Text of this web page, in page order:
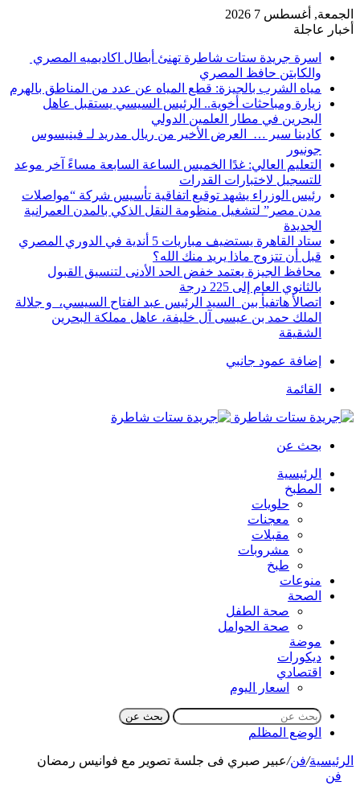
الجمعة, أغسطس 7 2026
أخبار عاجلة
اسرة جريدة ستات شاطرة تهنئ أبطال اكاديميه المصري
والكابتن حافظ المصري
مياه الشرب بالجيزة: قطع المياه عن عدد من المناطق بالهرم
زيارة ومباحثات أخوية.. الرئيس السيسي يستقبل عاهل
البحرين في مطار العلمين الدولي
كادينا سير … العرض الأخير من ريال مدريد لـ فينيسوس
جونيور
التعليم العالي: غدًا الخميس الساعة السابعة مساءً آخر موعد
للتسجيل لاختبارات القدرات
رئيس الوزراء يشهد توقيع اتفاقية تأسيس شركة “مواصلات
مدن مصر” لتشغيل منظومة النقل الذكي بالمدن العمرانية
الجديدة
ستاد القاهرة يستضيف مباريات 5 أندية في الدوري المصري
قبل أن تتزوج ماذا يريد منك الله؟
محافظ الجيزة يعتمد خفض الحد الأدنى لتنسيق القبول
بالثانوي العام إلى 225 درجة
اتصالأ هاتفيأ بين السيد الرئيس عبد الفتاح السيسي، و جلالة
الملك حمد بن عيسى آل خليفة، عاهل مملكة البحرين
الشقيقة
إضافة عمود جانبي
القائمة
بحث عن
الرئيسية
المطبخ
حلويات
معجنات
مقبلات
مشروبات
طبخ
منوعات
الصحة
صحة الطفل
صحة الحوامل
موضة
ديكورات
اقتصادي
اسعار اليوم
بحث عن
الوضع المظلم
الرئيسية/فن/عبير صبري فى جلسة تصوير مع فوانيس رمضان
فن